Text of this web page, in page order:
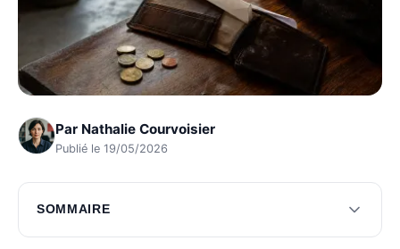
Par Nathalie Courvoisier
Publié le 19/05/2026
SOMMAIRE
Les critères pour accéder aux allocations